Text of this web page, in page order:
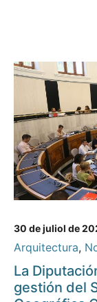
30 de juliol de
Arquitectura,
La
gestión del